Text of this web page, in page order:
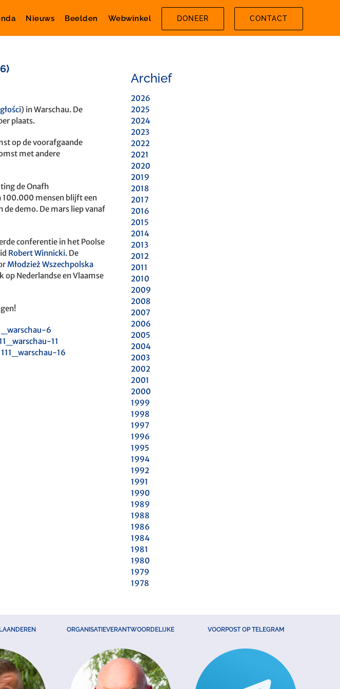
Nieuws Beelden Webwinkel DONEER CONTACT
) in Warschau. De
plaats.
op de voorafgaande
met andere
de Onafh
100.000 mensen blijft een
de demo. De mars liep vanaf
conferentie in het Poolse
Robert Winnicki. De
Młodzież Wszechpolska
op Nederlandse en Vlaamse
Archief
2026
2025
2024
2023
2022
2021
2020
2019
2018
2017
2016
2015
2014
2013
2012
2011
2010
2009
2008
2007
2006
2005
2004
2003
2002
2001
2000
1999
1998
1997
1996
1995
1994
1992
1991
1990
1989
1988
1986
1984
1981
1980
1979
1978
ORGANISATIEVERANTWOORDELIJKE VOORPOST OP TELEGRAM